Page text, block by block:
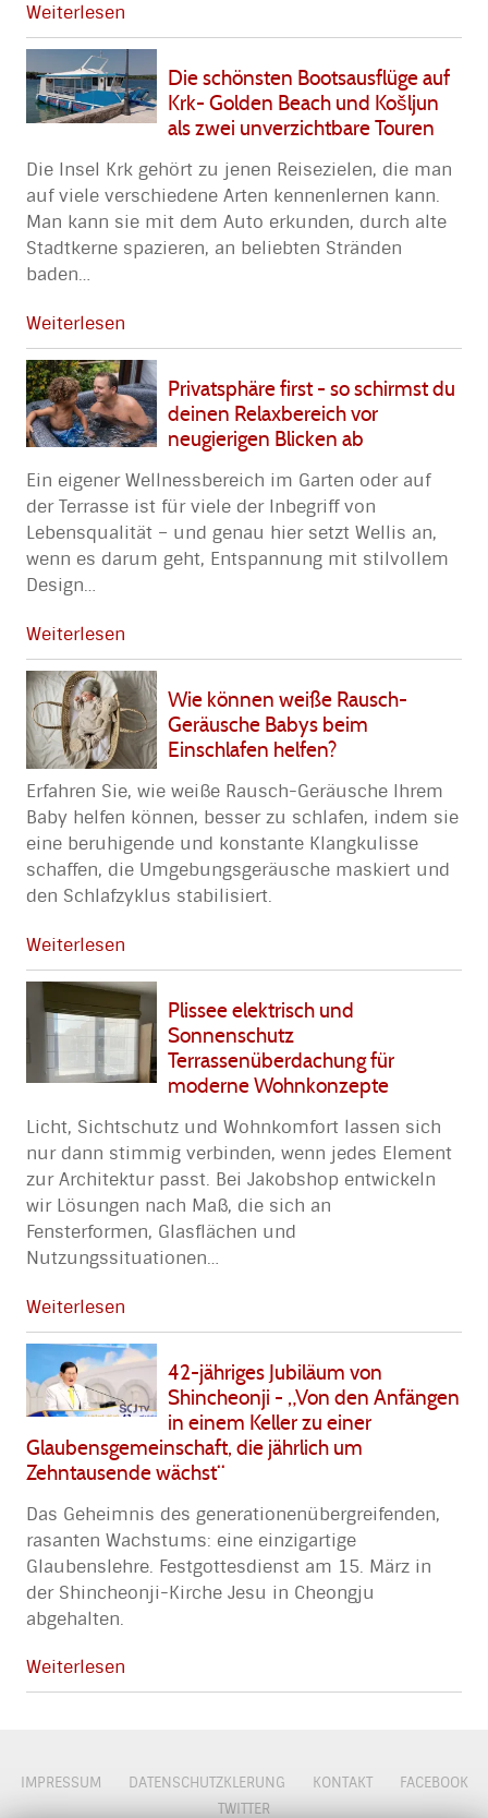
Weiterlesen
Die schönsten Bootsausflüge auf
Krk- Golden Beach und Košljun
als zwei unverzichtbare Touren
Die Insel Krk gehört zu jenen Reisezielen, die man
auf viele verschiedene Arten kennenlernen kann.
Man kann sie mit dem Auto erkunden, durch alte
Stadtkerne spazieren, an beliebten Stränden
baden…
Weiterlesen
Privatsphäre first - so schirmst du
deinen Relaxbereich vor
neugierigen Blicken ab
Ein eigener Wellnessbereich im Garten oder auf
der Terrasse ist für viele der Inbegriff von
Lebensqualität – und genau hier setzt Wellis an,
wenn es darum geht, Entspannung mit stilvollem
Design…
Weiterlesen
Wie können weiße Rausch-
Geräusche Babys beim
Einschlafen helfen?
Erfahren Sie, wie weiße Rausch-Geräusche Ihrem
Baby helfen können, besser zu schlafen, indem sie
eine beruhigende und konstante Klangkulisse
schaffen, die Umgebungsgeräusche maskiert und
den Schlafzyklus stabilisiert.
Weiterlesen
Plissee elektrisch und
Sonnenschutz
Terrassenüberdachung für
moderne Wohnkonzepte
Licht, Sichtschutz und Wohnkomfort lassen sich
nur dann stimmig verbinden, wenn jedes Element
zur Architektur passt. Bei Jakobshop entwickeln
wir Lösungen nach Maß, die sich an
Fensterformen, Glasflächen und
Nutzungssituationen…
Weiterlesen
42-jähriges Jubiläum von
Shincheonji - „Von den Anfängen
in einem Keller zu einer
Glaubensgemeinschaft, die jährlich um
Zehntausende wächst“
Das Geheimnis des generationenübergreifenden,
rasanten Wachstums: eine einzigartige
Glaubenslehre. Festgottesdienst am 15. März in
der Shincheonji-Kirche Jesu in Cheongju
abgehalten.
Weiterlesen
IMPRESSUM DATENSCHUTZKLERUNG KONTAKT
FACEBOOK
TWITTER